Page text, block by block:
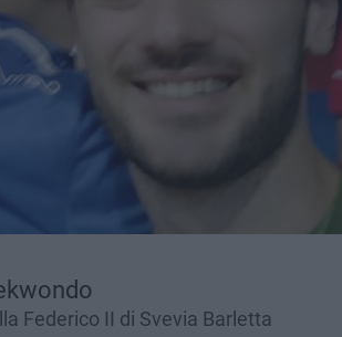
Federico II di Svevia Barletta